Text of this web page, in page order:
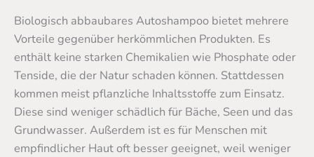
Biologisch abbaubares Autoshampoo bietet mehrere
Vorteile gegenüber herkömmlichen Produkten. Es
enthält keine starken Chemikalien wie Phosphate oder
Tenside, die der Natur schaden können. Stattdessen
kommen meist pflanzliche Inhaltsstoffe zum Einsatz.
Diese sind weniger schädlich für Bäche, Seen und das
Grundwasser. Außerdem ist es für Menschen mit
empfindlicher Haut oft besser geeignet, weil weniger